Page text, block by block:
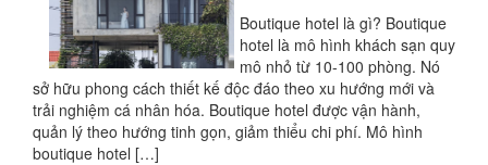
Boutique hotel là gì? Boutique
hotel là mô hình khách sạn quy
mô nhỏ từ 10-100 phòng. Nó
sở hữu phong cách thiết kế độc đáo theo xu hướng mới và
trải nghiệm cá nhân hóa. Boutique hotel được vận hành,
quản lý theo hướng tinh gọn, giảm thiểu chi phí. Mô hình
boutique hotel […]